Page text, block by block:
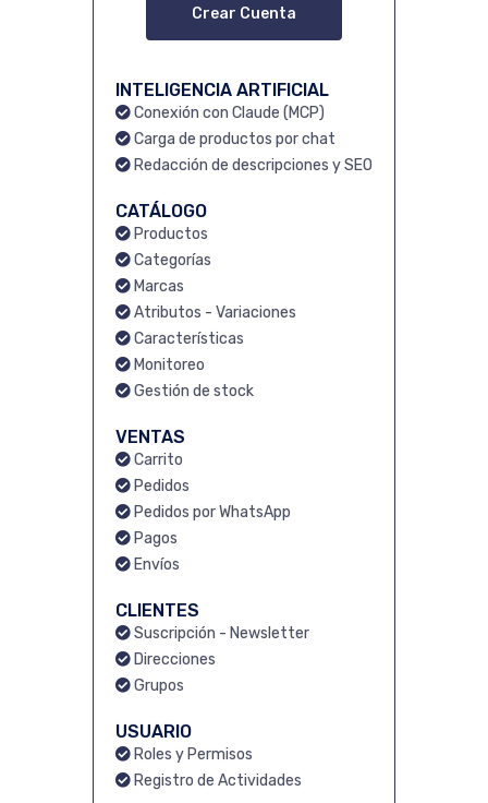
Crear Cuenta
INTELIGENCIA ARTIFICIAL
Conexión con Claude (MCP)
Carga de productos por chat
Redacción de descripciones y SEO
CATÁLOGO
Productos
Categorías
Marcas
Atributos - Variaciones
Características
Monitoreo
Gestión de stock
VENTAS
Carrito
Pedidos
Pedidos por WhatsApp
Pagos
Envíos
CLIENTES
Suscripción - Newsletter
Direcciones
Grupos
USUARIO
Roles y Permisos
Registro de Actividades